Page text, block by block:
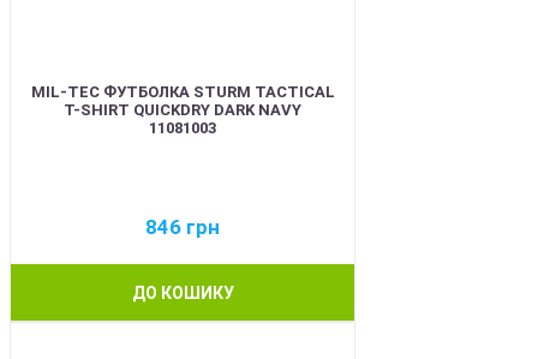
MIL-TEC ФУТБОЛКА STURM TACTICAL
T-SHIRT QUICKDRY DARK NAVY
11081003
846 грн
ДО КОШИКУ